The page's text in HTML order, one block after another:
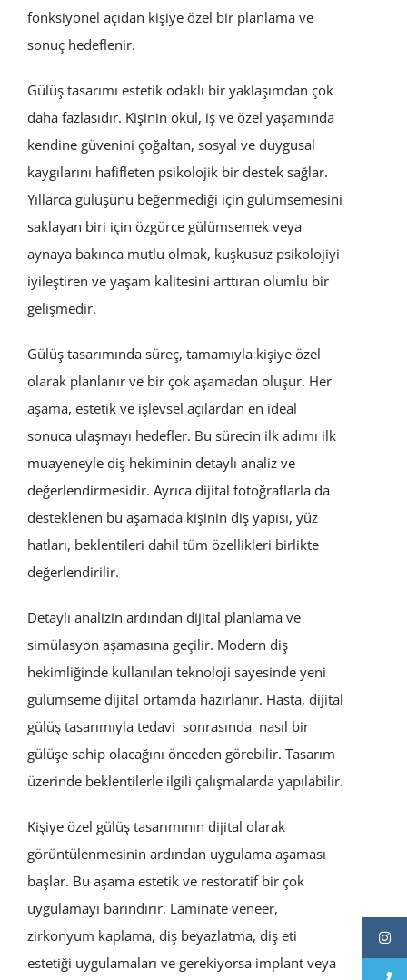
fonksiyonel açıdan kişiye özel bir planlama ve
sonuç hedeflenir.
Gülüş tasarımı estetik odaklı bir yaklaşımdan çok
daha fazlasıdır. Kişinin okul, iş ve özel yaşamında
kendine güvenini çoğaltan, sosyal ve duygusal
kaygılarını hafifleten psikolojik bir destek sağlar.
Yıllarca gülüşünü beğenmediği için gülümsemesini
saklayan biri için özgürce gülümsemek veya
aynaya bakınca mutlu olmak, kuşkusuz psikolojiyi
iyileştiren ve yaşam kalitesini arttıran olumlu bir
gelişmedir.
Gülüş tasarımında süreç, tamamıyla kişiye özel
olarak planlanır ve bir çok aşamadan oluşur. Her
aşama, estetik ve işlevsel açılardan en ideal
sonuca ulaşmayı hedefler. Bu sürecin ilk adımı ilk
muayeneyle diş hekiminin detaylı analiz ve
değerlendirmesidir. Ayrıca dijital fotoğraflarla da
desteklenen bu aşamada kişinin diş yapısı, yüz
hatları, beklentileri dahil tüm özellikleri birlikte
değerlendirilir.
Detaylı analizin ardından dijital planlama ve
simülasyon aşamasına geçilir. Modern diş
hekimliğinde kullanılan teknoloji sayesinde yeni
gülümseme dijital ortamda hazırlanır. Hasta, dijital
gülüş tasarımıyla tedavi sonrasında nasıl bir
gülüşe sahip olacağını önceden görebilir. Tasarım
üzerinde beklentilerle ilgili çalışmalarda yapılabilir.
Kişiye özel gülüş tasarımının dijital olarak
görüntülenmesinin ardından uygulama aşaması
başlar. Bu aşama estetik ve restoratif bir çok
uygulamayı barındırır. Laminate veneer,
zirkonyum kaplama, diş beyazlatma, diş eti
estetiği uygulamaları ve gerekiyorsa implant veya